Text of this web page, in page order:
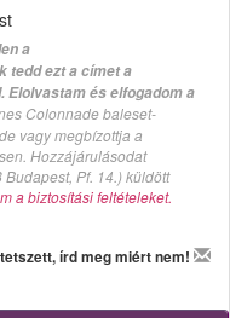
a
tedd ezt a címet a
Elolvastam és elfogadom a
Colonnade baleset-
vagy megbízottja a
Hozzájárulásodat
Pf. 14.) küldött
a biztosítási feltételeket.
írd meg miért nem!